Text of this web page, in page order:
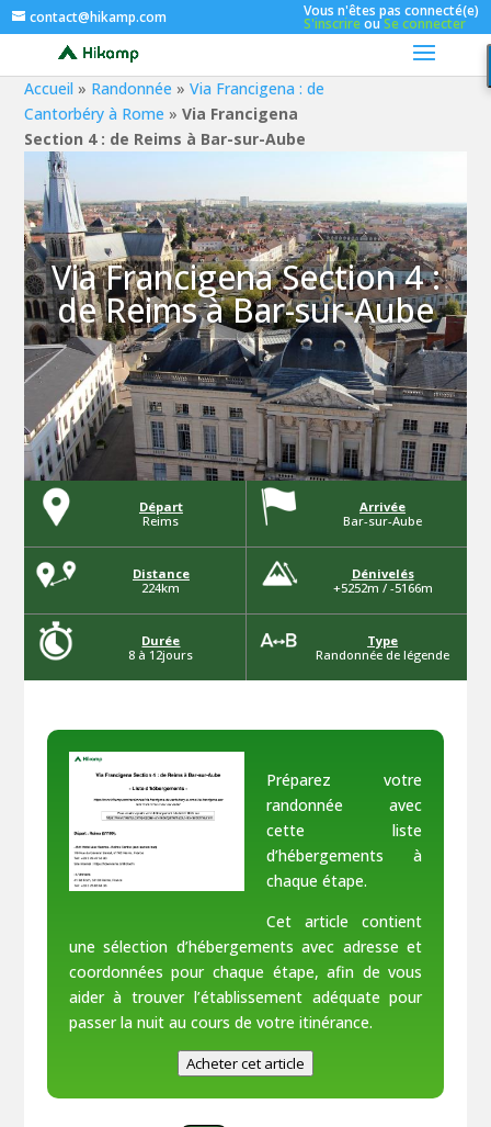
contact@hikamp.com Vous n'êtes pas connecté(e)
S'inscrireouSe connecter
Accueil » Randonnée »Via Francigena : de
Cantorbéry à Rome »Via Francigena
Section 4 : de Reims à Bar-sur-Aube
Via Francigena Section 4 :
de Reims à Bar-sur-Aube
Départ
Reims
Arrivée
Bar-sur-Aube
Distance
224km
Dénivelés
+5252m / -5166m
Durée
8 à 12jours
Type
Randonnée de légende
Préparez votre
randonnée
avec
cette liste
d’hébergements à
chaque étape.
Cet article contient
une sélection d’hébergements avec adresse et
coordonnées pour chaque étape, afin de vous
aider à trouver l’établissement adéquate pour
passer la nuit au cours de votre itinérance.
Acheter cet article